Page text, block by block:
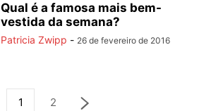
Qual é a famosa mais bem-
vestida da semana?
Patricia Zwipp - 26 de fevereiro de 2016
1 2